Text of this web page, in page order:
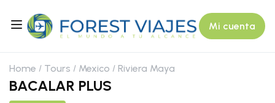
Mi cuenta
Home Tours Mexico Riviera Maya
BACALAR PLUS